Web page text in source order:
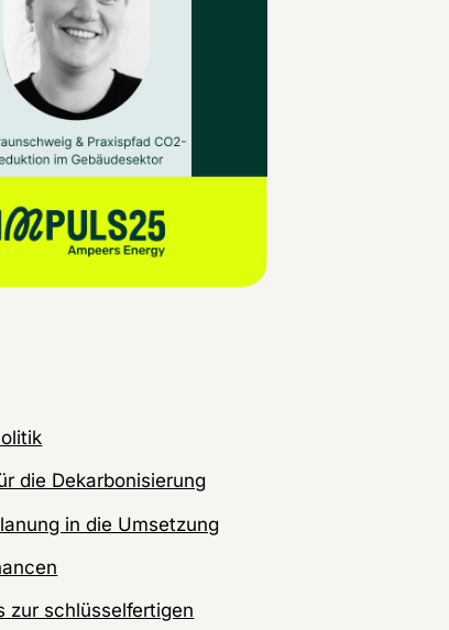
die Dekarbonisierung
in die Umsetzung
zur schlüsselfertigen